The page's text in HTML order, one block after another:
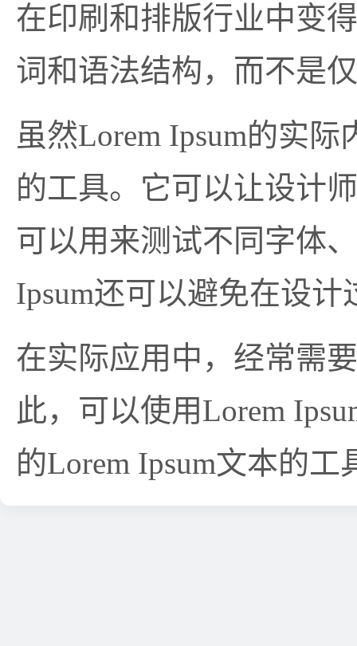
在印刷和排版行业中变
词和语法结构，而不是
虽然Lorem Ipsum的实
的工具。它可以让设计
可以用来测试不同字体
Ipsum还可以避免在设
在实际应用中，经常需
此，可以使用Lorem
的Lorem Ipsum文本的工